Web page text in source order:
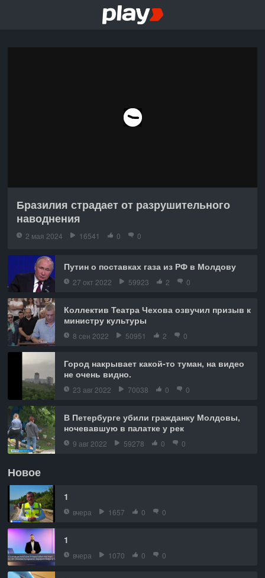
Бразилия страдает от разрушительного
наводнения
2 мая 2024 16541 0 0
Путин о поставках газа из РФ в Молдову
27 окт 2022 59923 2 0
Коллектив Театра Чехова озвучил призыв к
министру культуры
8 сен 2022 50951 2 0
Город накрывает какой-то туман, на видео
не очень видно.
23 авг 2022 70038 0 0
В Петербурге убили гражданку Молдовы,
ночевавшую в палатке у рек
9 авг 2022 59278 0 0
Новое
1
вчера 1657 0 0
1
вчера 1070 0 0